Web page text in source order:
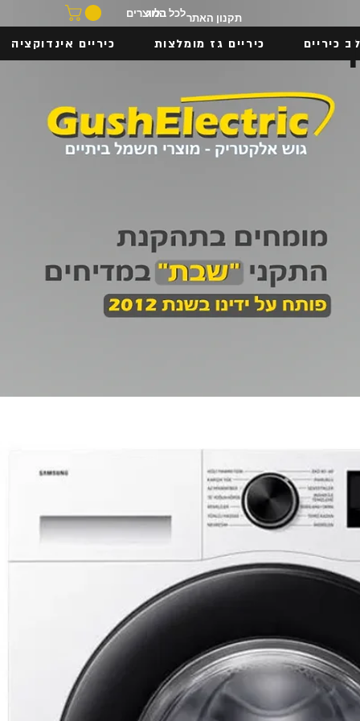
בלוג
לכל המוצרים
כיריים כיריים גז מומלצות כיריים אינדוקציה
תקנון האתר